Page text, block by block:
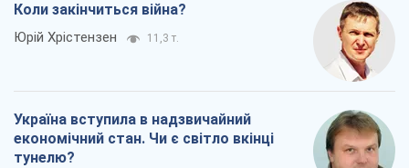
Коли закінчиться війна?
Юрій Хрістензен 11,3 т.
Україна вступила в надзвичайний
економічний стан. Чи є світло вкінці
тунелю?